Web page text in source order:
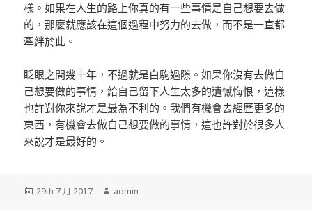
樣。如果在人生的路上你真的有一些事情是自己想要去做
的，那麼就應該在這個過程中努力的去做，而不是一直都
牽絆於此。
眨眼之間幾十年，不過就是白駒過隙。如果你沒有去做自
己想要做的事情，給自己留下人生太多的遺憾悔恨，這樣
也許對你來說才是最為不利的。我們有機會去經歷更多的
東西，有機會去做自己想要做的事情，這也許對於很多人
來說才是最好的。
發
29th 7 月 2017
作
admin